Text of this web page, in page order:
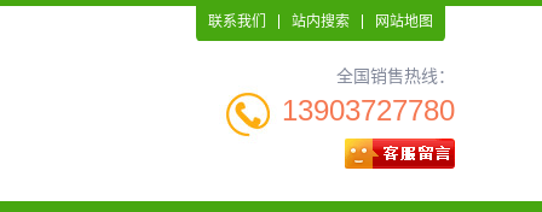
联系我们 站内搜索 网站地图
全国销售热线：
13903727780